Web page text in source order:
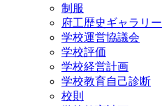
制服
府工歴史ギャラリー
学校運営協議会
学校評価
学校経営計画
学校教育自己診断
校則